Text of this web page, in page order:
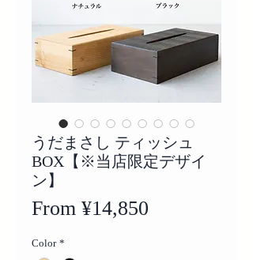
うだまさし ティッシュ
BOX【※当店限定デザイ
ン】
From ¥14,850
Color *